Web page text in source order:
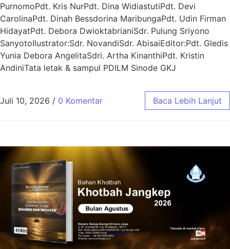
PurnomoPdt. Kris NurPdt. Dina WidiastutiPdt. Devi
CarolinaPdt. Dinah Bessdorina MaribungaPdt. Udin Firman
HidayatPdt. Debora DwioktabrianiSdr. Pulung Sriyono
SanyotoIlustrator:Sdr. NovandiSdr. AbisaiEditor:Pdt. Gledis
Yunia Debora AngelitaSdri. Artha KinanthiPdt. Kristin
AndiniTata letak & sampul PDILM Sinode GKJ
Juli 10, 2026 / 0 Komentar Baca Lebih Lanjut